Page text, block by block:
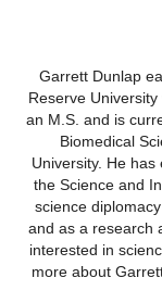
Garrett Dunlap
Reserve
an M.S. and is
Biomedical
University. He
the Science and
science
and as a research
interested in
more about